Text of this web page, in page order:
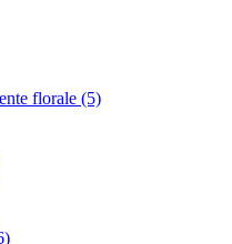
florale (5)